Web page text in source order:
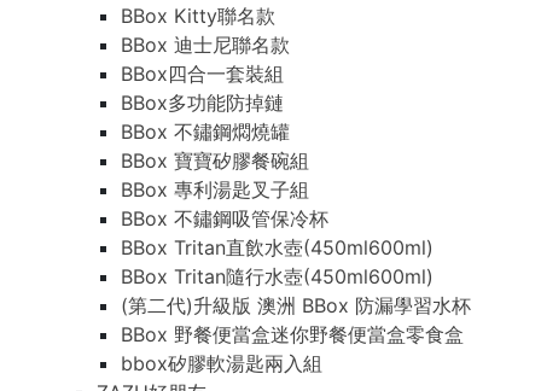
BBox Kitty聯名款
BBox 迪士尼聯名款
BBox四合一套裝組
BBox多功能防掉鏈
BBox 不鏽鋼燜燒罐
BBox 寶寶矽膠餐碗組
BBox 專利湯匙叉子組
BBox 不鏽鋼吸管保冷杯
BBox Tritan直飲水壺(450ml600ml)
BBox Tritan隨行水壺(450ml600ml)
(第二代)升級版 澳洲 BBox 防漏學習水杯
BBox 野餐便當盒迷你野餐便當盒零食盒
bbox矽膠軟湯匙兩入組